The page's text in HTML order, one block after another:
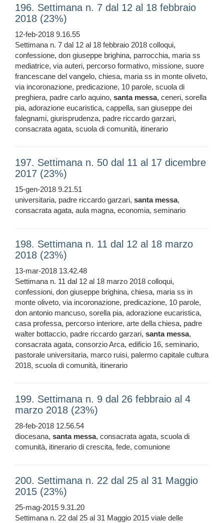
196. Settimana n. 7 dal 12 al 18 febbraio
2018 (23%)
12-feb-2018 9.16.55
Settimana n. 7 dal 12 al 18 febbraio 2018 colloqui,
confessione, don giuseppe brighina, parrocchia, maria ss
mediatrice, via auteri, percorso formativo, missione, suore
francescane del vangelo, chiesa, maria ss in monte oliveto,
via incoronazione, predicazione, 10 parole, scuola di
preghiera, padre carlo aquino, santa messa, ceneri, sorella
pia, adorazione eucaristica, cappella, san giuseppe dei
falegnami, giurisprudenza, padre riccardo garzari,
consacrata agata, scuola di comunità, itinerario
197. Settimana n. 50 dal 11 al 17 dicembre
2017 (23%)
15-gen-2018 9.21.51
universitaria, padre riccardo garzari, santa messa,
consacrata agata, aula magna, economia, seminario
198. Settimana n. 11 dal 12 al 18 marzo
2018 (23%)
13-mar-2018 13.42.48
Settimana n. 11 dal 12 al 18 marzo 2018 colloqui,
confessioni, don giuseppe brighina, chiesa, maria ss in
monte oliveto, via incoronazione, predicazione, 10 parole,
don antonio mancuso, sorella pia, adorazione eucaristica,
casa professa, percorso interiore, arte della chiesa, padre
walter bottaccio, padre riccardo garzari, santa messa,
consacrata agata, consorzio Arca, edificio 16, seminario,
pastorale universitaria, marco ruisi, palermo capitale cultura
2018, scuola di comunità, itinerario
199. Settimana n. 9 dal 26 febbraio al 4
marzo 2018 (23%)
28-feb-2018 12.56.54
diocesana, santa messa, consacrata agata, scuola di
comunità, itinerario di crescita, fede, comunione
200. Settimana n. 22 dal 25 al 31 Maggio
2015 (23%)
25-mag-2015 9.31.20
Settimana n. 22 dal 25 al 31 Maggio 2015 viale delle